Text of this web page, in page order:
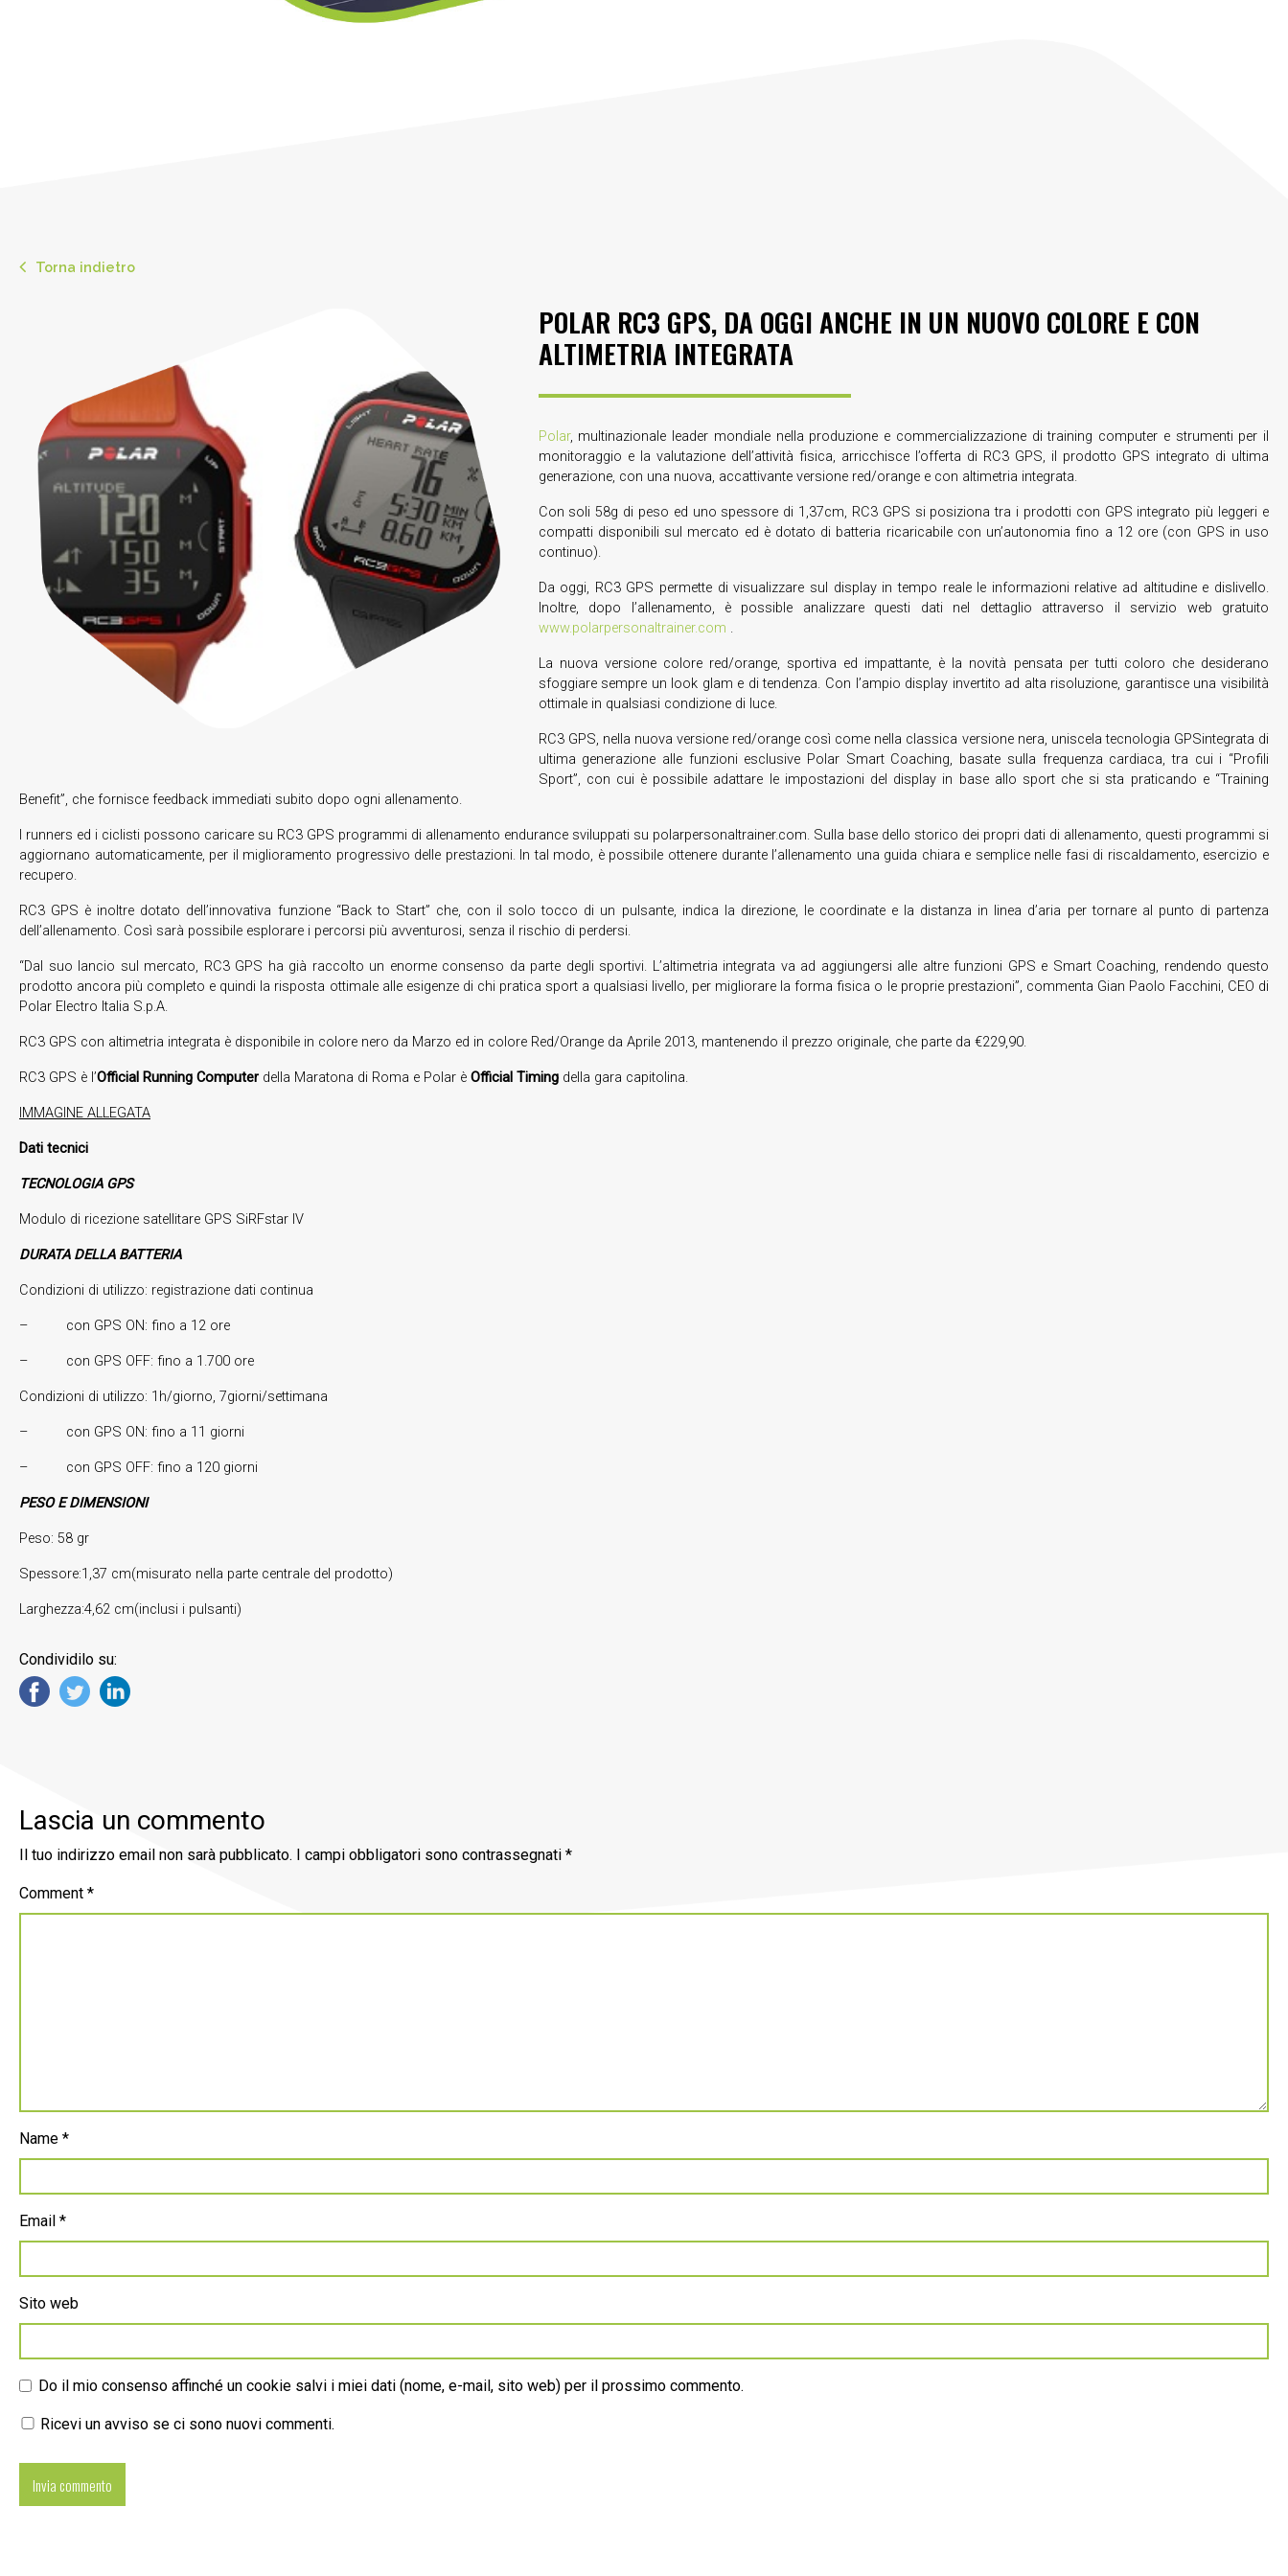
Torna indietro
POLAR RC3 GPS, DA OGGI ANCHE IN UN NUOVO COLORE E CON
ALTIMETRIA INTEGRATA
Polar, multinazionale leader mondiale nella produzione e commercializzazione di training computer e strumenti per il
monitoraggio e la valutazione dell’attività fisica, arricchisce l’offerta di RC3 GPS, il prodotto GPS integrato di ultima
generazione, con una nuova, accattivante versione red/orange e con altimetria integrata.
Con soli 58g di peso ed uno spessore di 1,37cm, RC3 GPS si posiziona tra i prodotti con GPS integrato più leggeri e
compatti disponibili sul mercato ed è dotato di batteria ricaricabile con un’autonomia fino a 12 ore (con GPS in uso
continuo).
Da oggi, RC3 GPS permette di visualizzare sul display in tempo reale le informazioni relative ad altitudine e dislivello.
Inoltre, dopo l’allenamento, è possible analizzare questi dati nel dettaglio attraverso il servizio web gratuito
www.polarpersonaltrainer.com .
La nuova versione colore red/orange, sportiva ed impattante, è la novità pensata per tutti coloro che desiderano
sfoggiare sempre un look glam e di tendenza. Con l’ampio display invertito ad alta risoluzione, garantisce una visibilità
ottimale in qualsiasi condizione di luce.
RC3 GPS, nella nuova versione red/orange così come nella classica versione nera, uniscela tecnologia GPSintegrata di
ultima generazione alle funzioni esclusive Polar Smart Coaching, basate sulla frequenza cardiaca, tra cui i “Profili
Sport”, con cui è possibile adattare le impostazioni del display in base allo sport che si sta praticando e “Training
Benefit”, che fornisce feedback immediati subito dopo ogni allenamento.
I runners ed i ciclisti possono caricare su RC3 GPS programmi di allenamento endurance sviluppati su polarpersonaltrainer.com. Sulla base dello storico dei propri dati di allenamento, questi programmi si
aggiornano automaticamente, per il miglioramento progressivo delle prestazioni. In tal modo, è possibile ottenere durante l’allenamento una guida chiara e semplice nelle fasi di riscaldamento, esercizio e
recupero.
RC3 GPS è inoltre dotato dell’innovativa funzione “Back to Start” che, con il solo tocco di un pulsante, indica la direzione, le coordinate e la distanza in linea d’aria per tornare al punto di partenza
dell’allenamento. Così sarà possibile esplorare i percorsi più avventurosi, senza il rischio di perdersi.
“Dal suo lancio sul mercato, RC3 GPS ha già raccolto un enorme consenso da parte degli sportivi. L’altimetria integrata va ad aggiungersi alle altre funzioni GPS e Smart Coaching, rendendo questo
prodotto ancora più completo e quindi la risposta ottimale alle esigenze di chi pratica sport a qualsiasi livello, per migliorare la forma fisica o le proprie prestazioni”, commenta Gian Paolo Facchini, CEO di
Polar Electro Italia S.p.A.
RC3 GPS con altimetria integrata è disponibile in colore nero da Marzo ed in colore Red/Orange da Aprile 2013, mantenendo il prezzo originale, che parte da €229,90.
RC3 GPS è l’Official Running Computer della Maratona di Roma e Polar è Official Timing della gara capitolina.
IMMAGINE ALLEGATA
Dati tecnici
TECNOLOGIA GPS
Modulo di ricezione satellitare GPS SiRFstar IV
DURATA DELLA BATTERIA
Condizioni di utilizzo: registrazione dati continua
– con GPS ON: fino a 12 ore
– con GPS OFF: fino a 1.700 ore
Condizioni di utilizzo: 1h/giorno, 7giorni/settimana
– con GPS ON: fino a 11 giorni
– con GPS OFF: fino a 120 giorni
PESO E DIMENSIONI
Peso: 58 gr
Spessore:1,37 cm(misurato nella parte centrale del prodotto)
Larghezza:4,62 cm(inclusi i pulsanti)
Condividilo su:
Lascia un commento
Il tuo indirizzo email non sarà pubblicato. I campi obbligatori sono contrassegnati *
Comment *
Name *
Email *
Sito web
Do il mio consenso affinché un cookie salvi i miei dati (nome, e-mail, sito web) per il prossimo commento.
Ricevi un avviso se ci sono nuovi commenti.